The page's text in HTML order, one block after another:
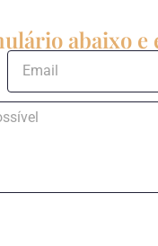
abaixo